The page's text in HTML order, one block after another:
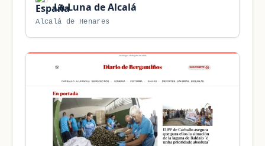
La Luna de Alcalá
Alcalá de Henares